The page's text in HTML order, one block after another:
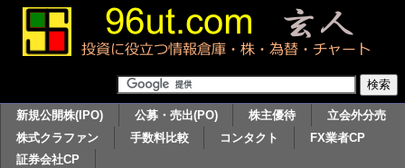
新規公開株(IPO) 公募・売出(PO) 株主優待
立会外分売
株式クラファン
手数料比較 コンタクト
FX業者CP
証券会社CP